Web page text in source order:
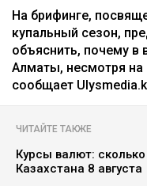
На брифинге,
купальный сезон,
объяснить, почему в
Алматы, несмотря на
сообщает
ЧИТАЙТЕ ТАКЖЕ
Курсы валют:
Казахстана 8 августа